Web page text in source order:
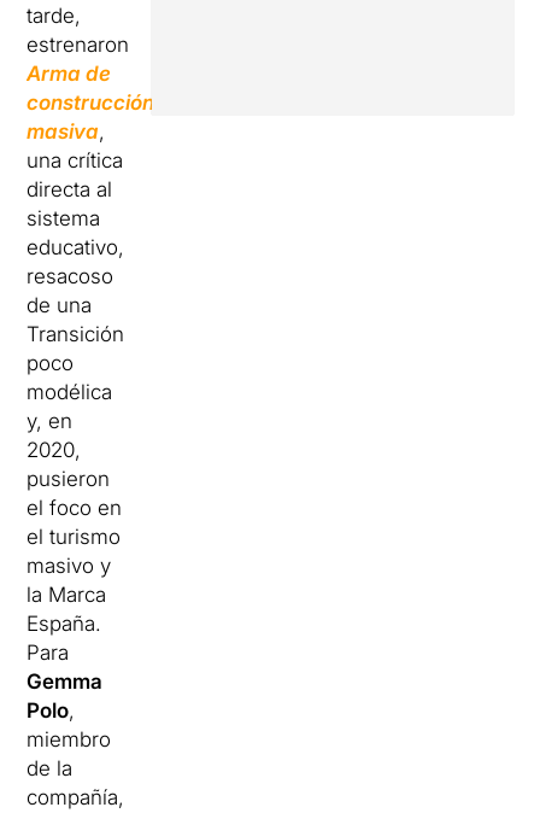
tarde,
estrenaron
Arma de
construcción
masiva,
una crítica
directa al
sistema
educativo,
resacoso
de una
Transición
poco
modélica
y, en
2020,
pusieron
el foco en
el turismo
masivo y
la Marca
España.
Para
Gemma
Polo,
miembro
de la
compañía,